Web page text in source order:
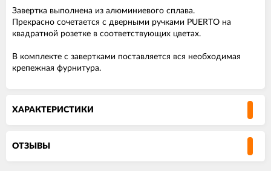
Завертка выполнена из алюминиевого сплава.
Прекрасно сочетается с дверными ручками PUERTO на
квадратной розетке в соответствующих цветах.
В комплекте с завертками поставляется вся необходимая
крепежная фурнитура.
ХАРАКТЕРИСТИКИ
ОТЗЫВЫ